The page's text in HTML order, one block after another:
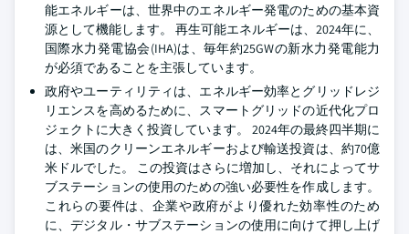
能エネルギーは、世界中のエネルギー発電のための基本資
源として機能します。 再生可能エネルギーは、2024年に、
国際水力発電協会(IHA)は、毎年約25GWの新水力発電能力
が必須であることを主張しています。
政府やユーティリティは、エネルギー効率とグリッドレジ
リエンスを高めるために、スマートグリッドの近代化プロ
ジェクトに大きく投資しています。 2024年の最終四半期に
は、米国のクリーンエネルギーおよび輸送投資は、約70億
米ドルでした。 この投資はさらに増加し、それによってサ
ブステーションの使用のための強い必要性を作成します。
これらの要件は、企業や政府がより優れた効率性のため
に、デジタル・サブステーションの使用に向けて押し上げ